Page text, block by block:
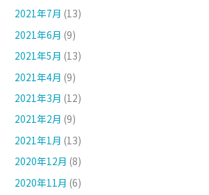
2021年7月 (13)
2021年6月 (9)
2021年5月 (13)
2021年4月 (9)
2021年3月 (12)
2021年2月 (9)
2021年1月 (13)
2020年12月 (8)
2020年11月 (6)